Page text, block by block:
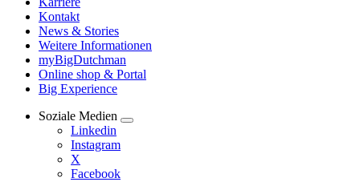
Kontakt
News & Stories
Weitere Informationen
myBigDutchman
Online shop & Portal
Big Experience
Soziale Medien
Linkedin
Instagram
X
Facebook